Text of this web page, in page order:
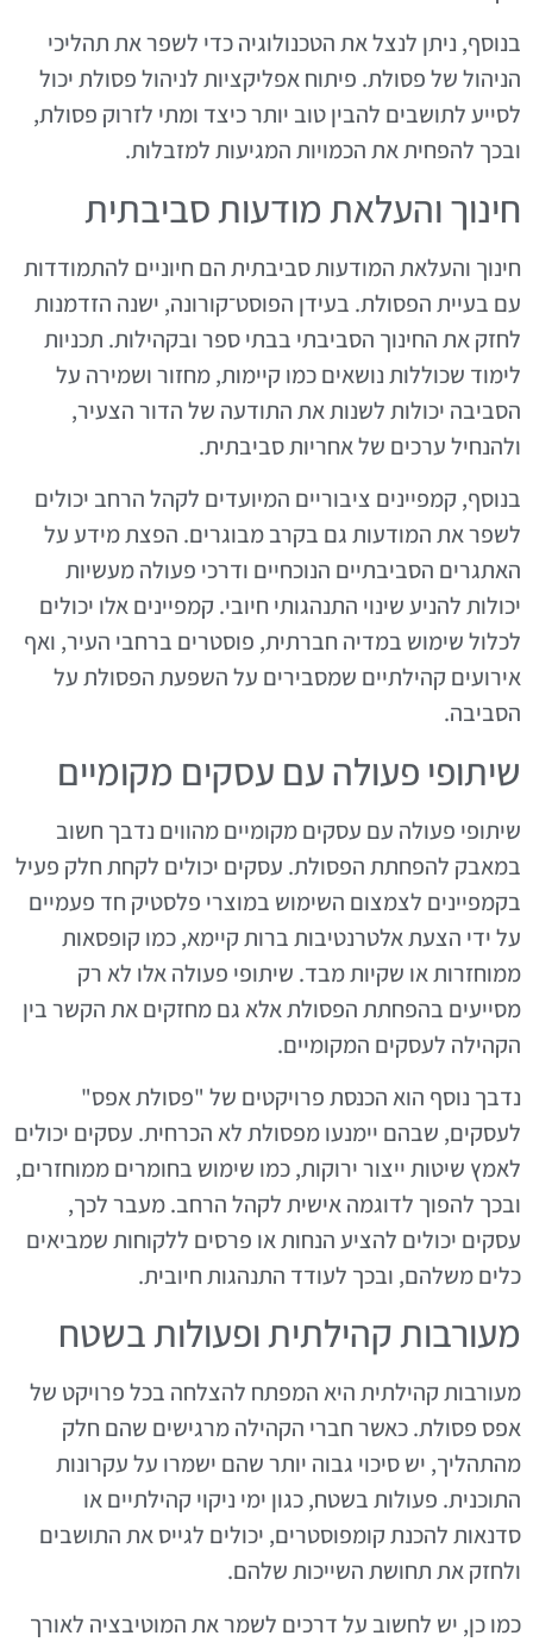
בנוסף, ניתן לנצל את הטכנולוגיה כדי לשפר את תהליכי
הניהול של פסולת. פיתוח אפליקציות לניהול פסולת יכול
לסייע לתושבים להבין טוב יותר כיצד ומתי לזרוק פסולת,
ובכך להפחית את הכמויות המגיעות למזבלות.
חינוך והעלאת מודעות סביבתית
חינוך והעלאת המודעות סביבתית הם חיוניים להתמודדות
עם בעיית הפסולת. בעידן הפוסט־קורונה, ישנה הזדמנות
לחזק את החינוך הסביבתי בבתי ספר ובקהילות. תכניות
לימוד שכוללות נושאים כמו קיימות, מחזור ושמירה על
הסביבה יכולות לשנות את התודעה של הדור הצעיר,
ולהנחיל ערכים של אחריות סביבתית.
בנוסף, קמפיינים ציבוריים המיועדים לקהל הרחב יכולים
לשפר את המודעות גם בקרב מבוגרים. הפצת מידע על
האתגרים הסביבתיים הנוכחיים ודרכי פעולה מעשיות
יכולות להניע שינוי התנהגותי חיובי. קמפיינים אלו יכולים
לכלול שימוש במדיה חברתית, פוסטרים ברחבי העיר, ואף
אירועים קהילתיים שמסבירים על השפעת הפסולת על
הסביבה.
שיתופי פעולה עם עסקים מקומיים
שיתופי פעולה עם עסקים מקומיים מהווים נדבך חשוב
במאבק להפחתת הפסולת. עסקים יכולים לקחת חלק פעיל
בקמפיינים לצמצום השימוש במוצרי פלסטיק חד פעמיים
על ידי הצעת אלטרנטיבות ברות קיימא, כמו קופסאות
ממוחזרות או שקיות מבד. שיתופי פעולה אלו לא רק
מסייעים בהפחתת הפסולת אלא גם מחזקים את הקשר בין
הקהילה לעסקים המקומיים.
נדבך נוסף הוא הכנסת פרויקטים של "פסולת אפס"
לעסקים, שבהם יימנעו מפסולת לא הכרחית. עסקים יכולים
לאמץ שיטות ייצור ירוקות, כמו שימוש בחומרים ממוחזרים,
ובכך להפוך לדוגמה אישית לקהל הרחב. מעבר לכך,
עסקים יכולים להציע הנחות או פרסים ללקוחות שמביאים
כלים משלהם, ובכך לעודד התנהגות חיובית.
מעורבות קהילתית ופעולות בשטח
מעורבות קהילתית היא המפתח להצלחה בכל פרויקט של
אפס פסולת. כאשר חברי הקהילה מרגישים שהם חלק
מהתהליך, יש סיכוי גבוה יותר שהם ישמרו על עקרונות
התוכנית. פעולות בשטח, כגון ימי ניקוי קהילתיים או
סדנאות להכנת קומפוסטרים, יכולים לגייס את התושבים
ולחזק את תחושת השייכות שלהם.
כמו כן, יש לחשוב על דרכים לשמר את המוטיבציה לאורך